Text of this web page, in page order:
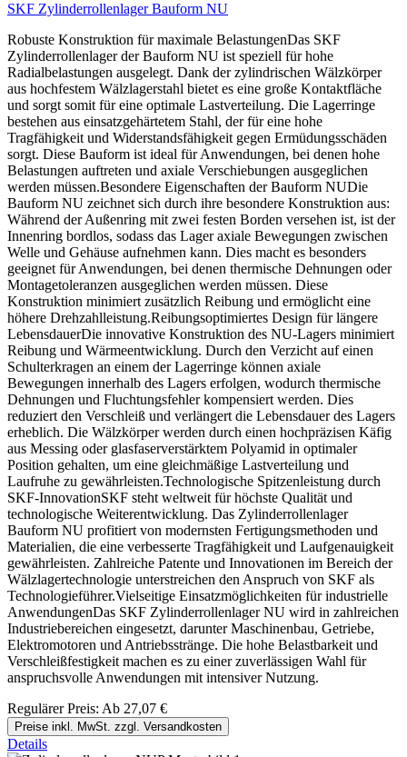
SKF Zylinderrollenlager Bauform NU
Robuste Konstruktion für maximale BelastungenDas SKF
Zylinderrollenlager der Bauform NU ist speziell für hohe
Radialbelastungen ausgelegt. Dank der zylindrischen Wälzkörper
aus hochfestem Wälzlagerstahl bietet es eine große Kontaktfläche
und sorgt somit für eine optimale Lastverteilung. Die Lagerringe
bestehen aus einsatzgehärtetem Stahl, der für eine hohe
Tragfähigkeit und Widerstandsfähigkeit gegen Ermüdungsschäden
sorgt. Diese Bauform ist ideal für Anwendungen, bei denen hohe
Belastungen auftreten und axiale Verschiebungen ausgeglichen
werden müssen.Besondere Eigenschaften der Bauform NUDie
Bauform NU zeichnet sich durch ihre besondere Konstruktion aus:
Während der Außenring mit zwei festen Borden versehen ist, ist der
Innenring bordlos, sodass das Lager axiale Bewegungen zwischen
Welle und Gehäuse aufnehmen kann. Dies macht es besonders
geeignet für Anwendungen, bei denen thermische Dehnungen oder
Montagetoleranzen ausgeglichen werden müssen. Diese
Konstruktion minimiert zusätzlich Reibung und ermöglicht eine
höhere Drehzahlleistung.Reibungsoptimiertes Design für längere
LebensdauerDie innovative Konstruktion des NU-Lagers minimiert
Reibung und Wärmeentwicklung. Durch den Verzicht auf einen
Schulterkragen an einem der Lagerringe können axiale
Bewegungen innerhalb des Lagers erfolgen, wodurch thermische
Dehnungen und Fluchtungsfehler kompensiert werden. Dies
reduziert den Verschleiß und verlängert die Lebensdauer des Lagers
erheblich. Die Wälzkörper werden durch einen hochpräzisen Käfig
aus Messing oder glasfaserverstärktem Polyamid in optimaler
Position gehalten, um eine gleichmäßige Lastverteilung und
Laufruhe zu gewährleisten.Technologische Spitzenleistung durch
SKF-InnovationSKF steht weltweit für höchste Qualität und
technologische Weiterentwicklung. Das Zylinderrollenlager
Bauform NU profitiert von modernsten Fertigungsmethoden und
Materialien, die eine verbesserte Tragfähigkeit und Laufgenauigkeit
gewährleisten. Zahlreiche Patente und Innovationen im Bereich der
Wälzlagertechnologie unterstreichen den Anspruch von SKF als
Technologieführer.Vielseitige Einsatzmöglichkeiten für industrielle
AnwendungenDas SKF Zylinderrollenlager NU wird in zahlreichen
Industriebereichen eingesetzt, darunter Maschinenbau, Getriebe,
Elektromotoren und Antriebsstränge. Die hohe Belastbarkeit und
Verschleißfestigkeit machen es zu einer zuverlässigen Wahl für
anspruchsvolle Anwendungen mit intensiver Nutzung.
Regulärer Preis: Ab 27,07 €
Preise inkl. MwSt. zzgl. Versandkosten
Details